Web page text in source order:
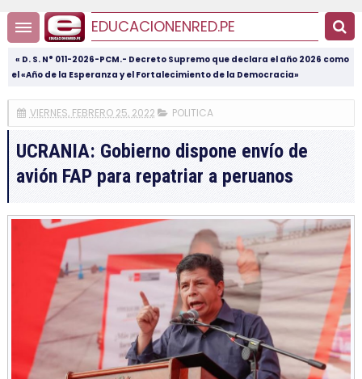
EDUCACIONENRED.PE
« D. S. N° 011-2026-PCM.- Decreto Supremo que declara el año 2026 como
el «Año de la Esperanza y el Fortalecimiento de la Democracia»
VIERNES, FEBRERO 25, 2022 POLITICA
UCRANIA: Gobierno dispone envío de
avión FAP para repatriar a peruanos